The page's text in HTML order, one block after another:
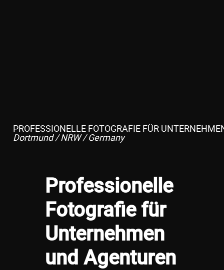
PROFESSIONELLE FOTOGRAFIE FÜR
Dortmund / NRW / Germany
Professionelle
Fotografie für
Unternehmen
und Agenturen